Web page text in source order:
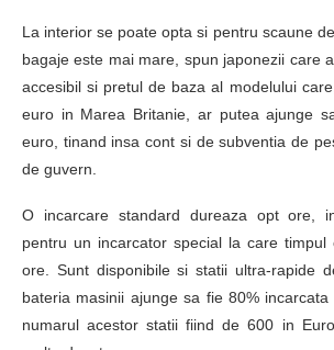
La interior se poate opta si pentru scaune
bagaje este mai mare, spun japonezii care
accesibil si pretul de baza al modelului
euro in Marea Britanie, ar putea ajunge
euro, tinand insa cont si de subventia de
de guvern.
O incarcare standard dureaza opt ore,
pentru un incarcator special la care
ore. Sunt disponibile si statii ultra-rapide
bateria masinii ajunge sa fie 80% incarcata
numarul acestor statii fiind de 600 in